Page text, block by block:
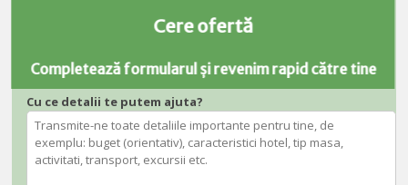
Cere ofertă
Completează formularul și revenim rapid către tine
Cu ce detalii te putem ajuta?